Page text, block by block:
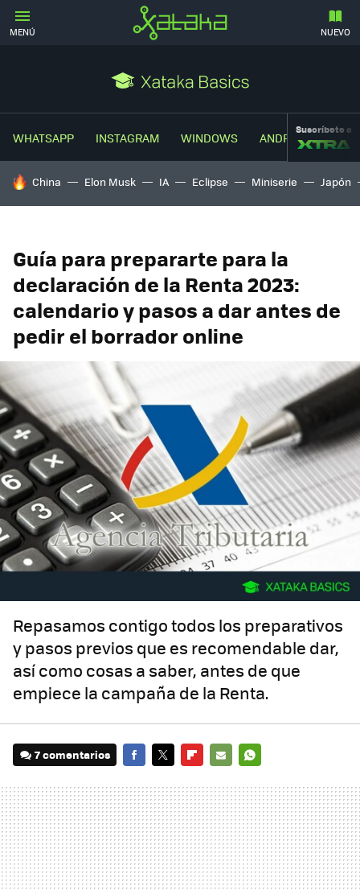
MENÚ NUEVO
WHATSAPP INSTAGRAM WINDOWS ANDROIDSuscríbete a
HOY SE HABLA DE
China Elon Musk IA Eclipse Miniserie Japón
Guía para prepararte para la
declaración de la Renta 2023:
calendario y pasos a dar antes de
pedir el borrador online
Repasamos contigo todos los preparativos
y pasos previos que es recomendable dar,
así como cosas a saber, antes de que
empiece la campaña de la Renta.
7 comentarios
MAIL